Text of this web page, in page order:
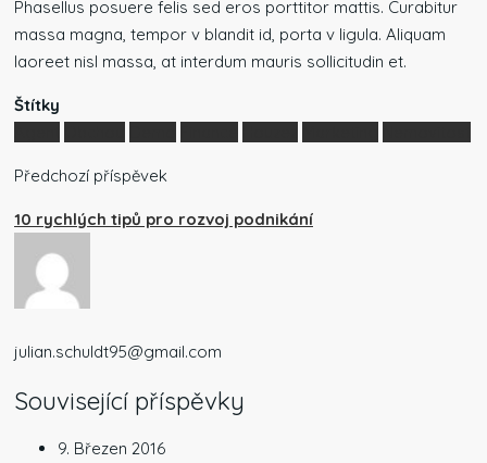
Phasellus posuere felis sed eros porttitor mattis. Curabitur
massa magna, tempor v blandit id, porta v ligula. Aliquam
laoreet nisl massa, at interdum mauris sollicitudin et.
Štítky
Předchozí příspěvek
10 rychlých tipů pro rozvoj podnikání
julian.schuldt95@gmail.com
Související příspěvky
9. Březen 2016